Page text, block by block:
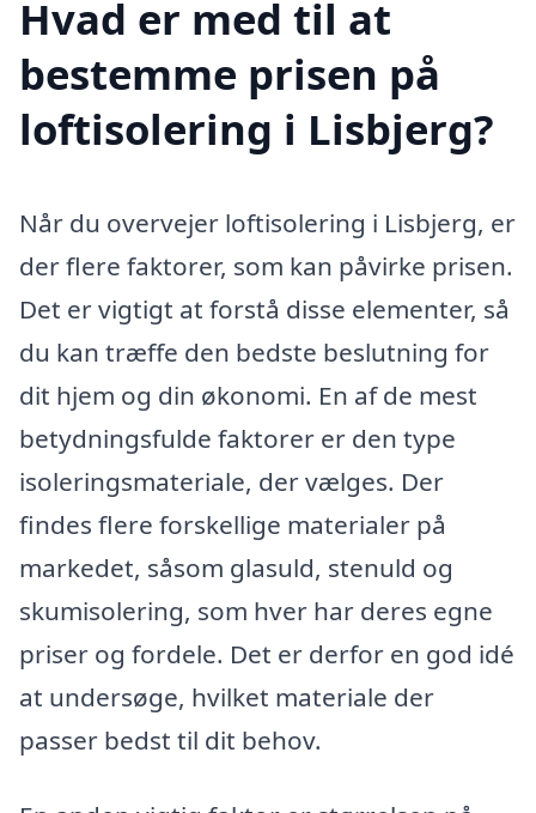
Hvad er med til at
bestemme prisen på
loftisolering i Lisbjerg?
Når du overvejer loftisolering i Lisbjerg, er
der flere faktorer, som kan påvirke prisen.
Det er vigtigt at forstå disse elementer, så
du kan træffe den bedste beslutning for
dit hjem og din økonomi. En af de mest
betydningsfulde faktorer er den type
isoleringsmateriale, der vælges. Der
findes flere forskellige materialer på
markedet, såsom glasuld, stenuld og
skumisolering, som hver har deres egne
priser og fordele. Det er derfor en god idé
at undersøge, hvilket materiale der
passer bedst til dit behov.